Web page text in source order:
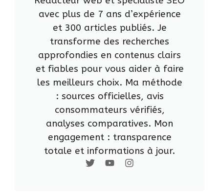
avec plus de 7 ans d’expérience
et 300 articles publiés. Je
transforme des recherches
approfondies en contenus clairs
et fiables pour vous aider à faire
les meilleurs choix. Ma méthode
: sources officielles, avis
consommateurs vérifiés,
analyses comparatives. Mon
engagement : transparence
totale et informations à jour.